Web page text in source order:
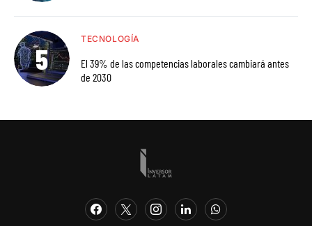
TECNOLOGÍA
El 39% de las competencias laborales cambiará antes
de 2030